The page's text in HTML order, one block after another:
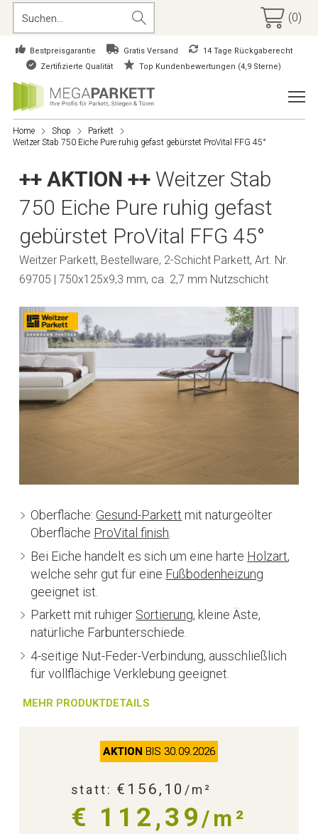
(0)
Bestpreisgarantie Gratis Versand
14 Tage Rückgaberecht
Zertifizierte Qualität
Top Kundenbewertungen (4,9 Sterne)
Home Shop
Parkett
Weitzer Stab 750 Eiche Pure ruhig gefast gebürstet ProVital FFG 45°
++ AKTION ++ Weitzer Stab
750 Eiche Pure ruhig gefast
gebürstet ProVital FFG 45°
Weitzer Parkett, Bestellware, 2-Schicht Parkett, Art. Nr.
69705 | 750x125x9,3 mm, ca. 2,7 mm Nutzschicht
Oberfläche: Gesund-Parkett mit naturgeölter
Oberfläche ProVital finish.
Bei Eiche handelt es sich um eine harte Holzart,
welche sehr gut für eine Fußbodenheizung
geeignet ist.
Parkett mit ruhiger Sortierung, kleine Äste,
natürliche Farbunterschiede.
4-seitige Nut-Feder-Verbindung, ausschließlich
für vollflächige Verklebung geeignet.
MEHR PRODUKTDETAILS
AKTION BIS 30.09.2026
statt: €156,10/m²
€ 112,39/m²